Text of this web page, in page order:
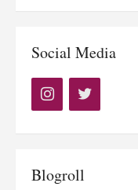
Social Media
Blogroll